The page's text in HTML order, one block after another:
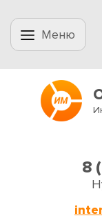
Меню
8